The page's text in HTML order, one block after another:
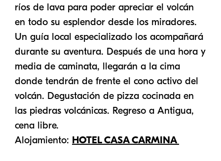
ríos de lava para poder apreciar el volcán
en todo su esplendor desde los miradores.
Un guía local especializado los acompañará
durante su aventura. Después de una hora y
media de caminata, llegarán a la cima
donde tendrán de frente el cono activo del
volcán. Degustación de pizza cocinada en
las piedras volcánicas. Regreso a Antigua,
cena libre.
Alojamiento: HOTEL CASA CARMINA